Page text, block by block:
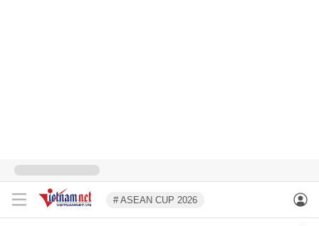
# ASEAN CUP 2026